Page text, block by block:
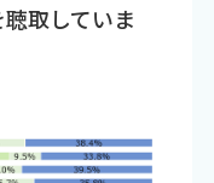
取していま